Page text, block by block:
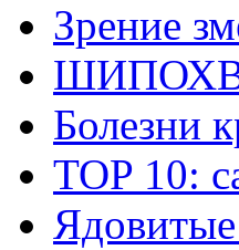
Зрение
Болезни
TOP 10: